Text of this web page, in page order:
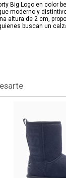
Big Logo en color
moderno y
altura de 2 cm,
buscan un